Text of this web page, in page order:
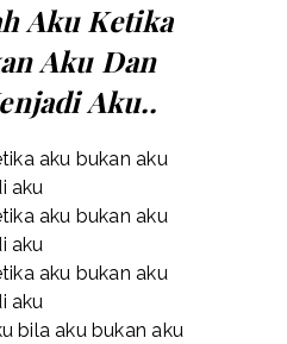
Aku Ketika
Aku Dan
Aku..
aku bukan aku
aku
aku bukan aku
aku
aku bukan aku
aku
bila aku bukan aku